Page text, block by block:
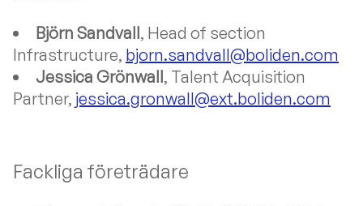
Björn Sandvall, Head of section
Infrastructure, bjorn.sandvall@boliden.com
Jessica Grönwall, Talent Acquisition
Partner, jessica.gronwall@ext.boliden.com
Fackliga företrädare